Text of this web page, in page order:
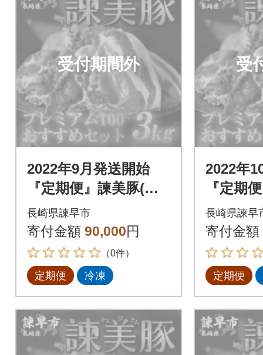
受付期間外
2022年9月発送開始
『定期便』諫美豚(か
んびとん)プレミアム
100おすすめセット3k
g 全3回
長崎県諫早市
寄付金額 90,000円
（0件）
定期便 冷凍
受
2022年
『定期
んびと
100おす
g 全3回
長崎県諫早
寄付金額
定期便